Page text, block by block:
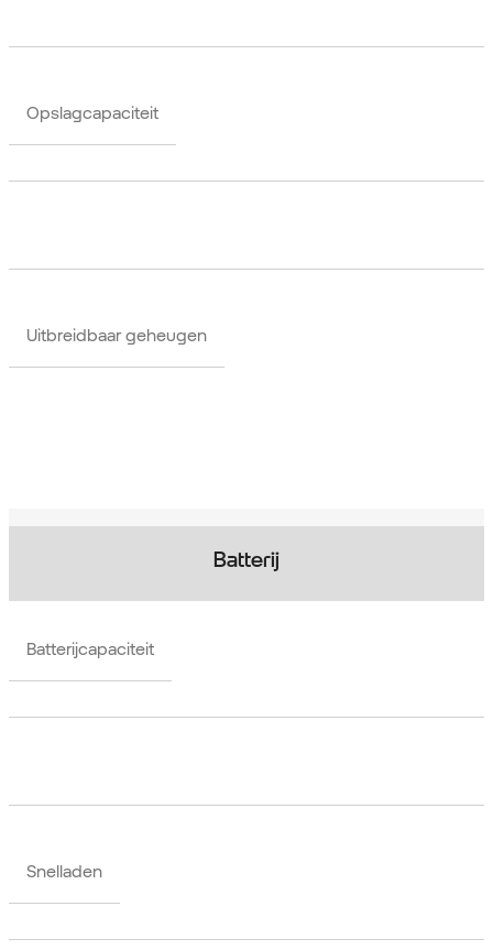
Opslagcapaciteit
Uitbreidbaar geheugen
Batterij
Batterijcapaciteit
Snelladen